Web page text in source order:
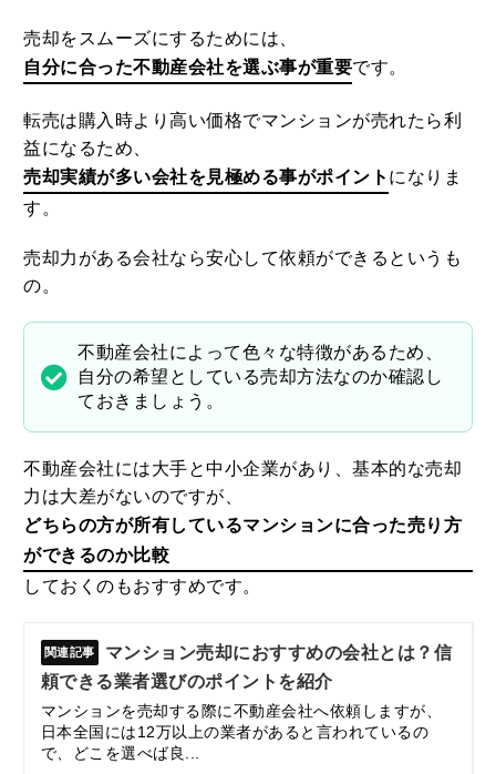
売却をスムーズにするためには、
自分に合った不動産会社を選ぶ事が重要です。
転売は購入時より高い価格でマンションが売れたら利
益になるため、
売却実績が多い会社を見極める事がポイント になりま
す。
売却力がある会社なら安心して依頼ができるというも
の。
不動産会社によって色々な特徴があるため、
自分の希望としている売却方法なのか確認し
ておきましょう。
不動産会社には大手と中小企業があり、基本的な売却
力は大差がないのですが、
どちらの方が所有しているマンションに合った売り方
ができるのか比較
しておくのもおすすめです。
マンション売却におすすめの会社とは？信
頼できる業者選びのポイントを紹介
マンションを売却する際に不動産会社へ依頼しますが、
日本全国には12万以上の業者があると言われているの
で、どこを選べば良...